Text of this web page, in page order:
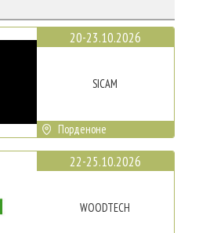
20-23.10.2026
SICAM
Порденоне
22-25.10.2026
WOODTECH